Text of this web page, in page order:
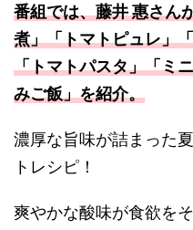
番組では、藤井 惠さん
煮」「トマトピュレ」
「トマトパスタ」「ミ
みご飯」を紹介。
濃厚な旨味が詰まった
トレシピ！
爽やかな酸味が食欲を